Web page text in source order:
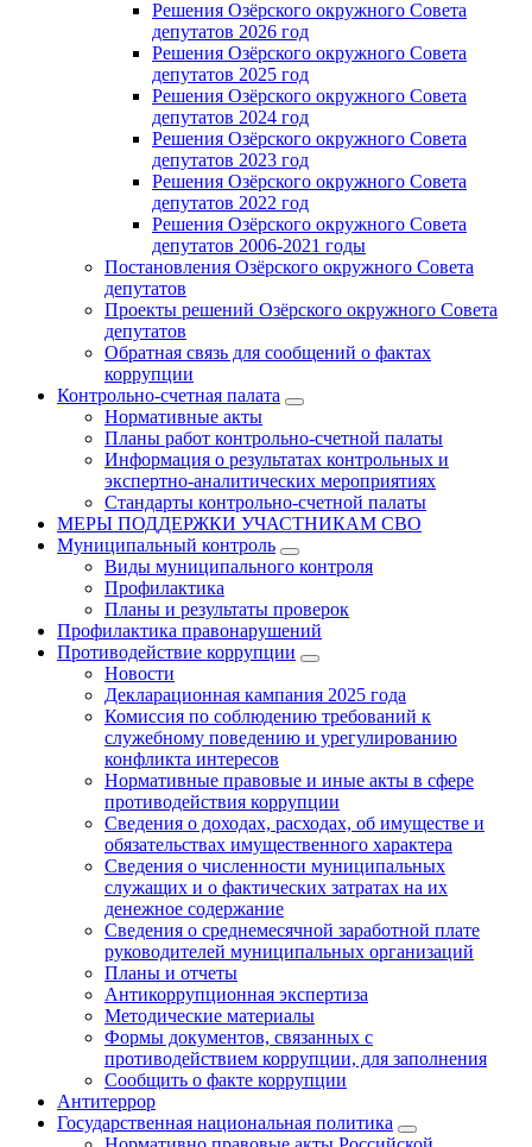
Решения Озёрского окружного Совета
депутатов 2026 год
Решения Озёрского окружного Совета
депутатов 2025 год
Решения Озёрского окружного Совета
депутатов 2024 год
Решения Озёрского окружного Совета
депутатов 2023 год
Решения Озёрского окружного Совета
депутатов 2022 год
Решения Озёрского окружного Совета
депутатов 2006-2021 годы
Постановления Озёрского окружного Совета
депутатов
Проекты решений Озёрского окружного Совета
депутатов
Обратная связь для сообщений о фактах
коррупции
Контрольно-счетная палата
Нормативные акты
Планы работ контрольно-счетной палаты
Информация о результатах контрольных и
экспертно-аналитических мероприятиях
Стандарты контрольно-счетной палаты
МЕРЫ ПОДДЕРЖКИ УЧАСТНИКАМ СВО
Муниципальный контроль
Виды муниципального контроля
Профилактика
Планы и результаты проверок
Профилактика правонарушений
Противодействие коррупции
Новости
Декларационная кампания 2025 года
Комиссия по соблюдению требований к
служебному поведению и урегулированию
конфликта интересов
Нормативные правовые и иные акты в сфере
противодействия коррупции
Сведения о доходах, расходах, об имуществе и
обязательствах имущественного характера
Сведения о численности муниципальных
служащих и о фактических затратах на их
денежное содержание
Сведения о среднемесячной заработной плате
руководителей муниципальных организаций
Планы и отчеты
Антикоррупционная экспертиза
Методические материалы
Формы документов, связанных с
противодействием коррупции, для заполнения
Сообщить о факте коррупции
Антитеррор
Государственная национальная политика